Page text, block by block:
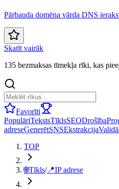
Pārbauda domēna vārda DNS
Skatīt vairāk
135 bezmaksas tīmekļa rīki, kas
Favorīti
PopulāriTekstsTīklsSEODrošība
adreseĢenerētSNSEkstrakcija
TOP
🌐Tīkls/📍IP adrese